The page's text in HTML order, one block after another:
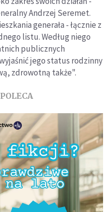
Andrzej Seremet.
generała - łącznie z
listu. Według niego
publicznych
jego status rodzinny
zdrowotną także".